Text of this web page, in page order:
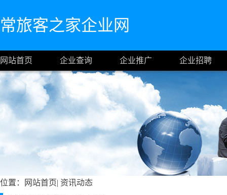
常旅客之家企业网
网站首页 企业查询 企业推广 企业招聘
位置： 网站首页| 资讯动态